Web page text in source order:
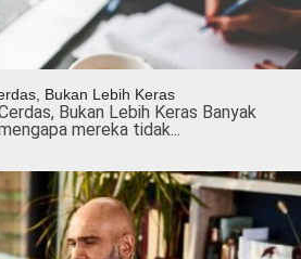
Bukan Lebih Keras
Bukan Lebih Keras Banyak
mereka tidak...